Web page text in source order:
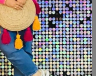
شارك:
وصف
التقييمات (0)